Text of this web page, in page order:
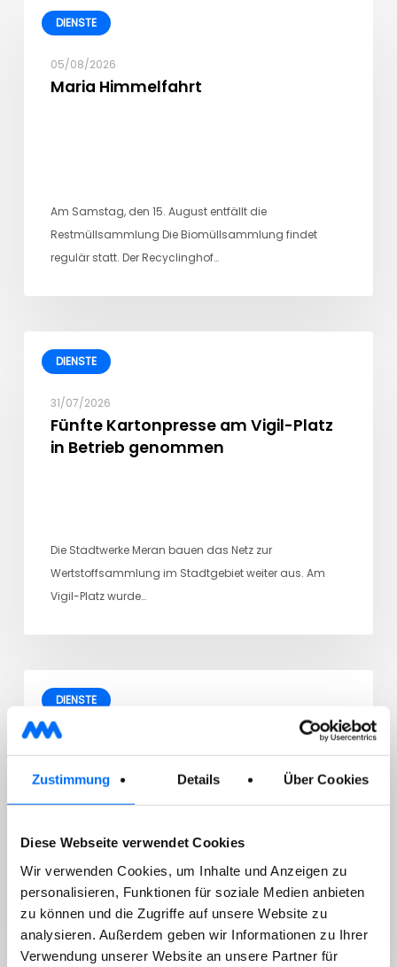
Zustimmung Details Über Cookies
Diese Webseite verwendet Cookies
Wir verwenden Cookies, um Inhalte und Anzeigen zu
personalisieren, Funktionen für soziale Medien anbieten
zu können und die Zugriffe auf unsere Website zu
analysieren. Außerdem geben wir Informationen zu Ihrer
Verwendung unserer Website an unsere Partner für
DIENSTE
05/08/2026
Maria Himmelfahrt
Am Samstag, den 15. August entfällt die
Restmüllsammlung Die Biomüllsammlung findet
regulär statt. Der Recyclinghof…
DIENSTE
31/07/2026
Fünfte Kartonpresse am Vigil-Platz
in Betrieb genommen
Die Stadtwerke Meran bauen das Netz zur
Wertstoffsammlung im Stadtgebiet weiter aus. Am
Vigil-Platz wurde…
DIENSTE
29/07/2026
Hausabfällen
Sehr geehrter Kunde, wir machen darauf aufmerksam,
dass die nächste mobile Sammlung von gefährlichen
Hausabfällen…